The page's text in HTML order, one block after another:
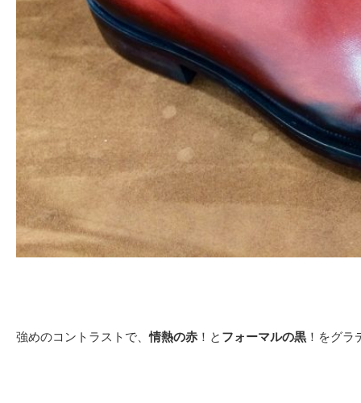
強めのコントラストで、情熱の赤 ！と フォーマルの黒 ！をグ